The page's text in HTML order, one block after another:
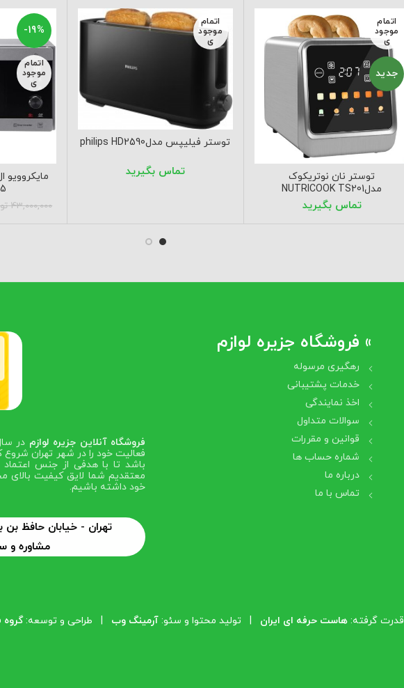
اتمام
موجود
ی
جدید
توستر نان نوتریکوک
مدلNUTRICOOK TS201
اتمام
موجود
ی
توستر فیلیپس مدلphilips HD2590
-19%
اتمام
موجود
ی
43,000,000
فروشگاه آنلاین جزیره لوازم
فعالیت خود را در شهر تهران
باشد تا با هدفی از جنس اعتماد
معتقدیم شما لایق کیفیت بالای
خود داشته باشیم.
تهران - خیابان حافظ
مشاوره و
» فروشگاه جزیره لوازم
رهگیری مرسوله
خدمات پشتیبانی
اخذ نمایندگی
سوالات متداول
قوانین و مقررات
شماره حساب ها
درباره ما
تماس با ما
قدرت گرفته:هاست حرفه ای ایران | تولید محتوا و سئو:آرمینگ وب | طراحی و توسعه:گروه